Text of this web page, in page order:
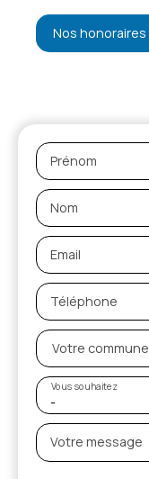
Nos honoraires
Prénom
Nom
Email
Téléphone
Votre commune
-
Vous souhaitez
Votre message